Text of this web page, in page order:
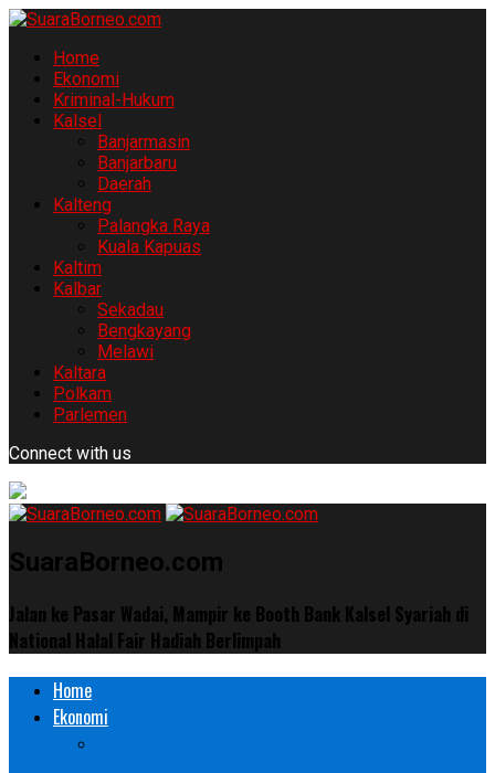
Home
Ekonomi
Kriminal-Hukum
Kalsel
Banjarmasin
Banjarbaru
Daerah
Kalteng
Palangka Raya
Kuala Kapuas
Kaltim
Kalbar
Sekadau
Bengkayang
Melawi
Kaltara
Polkam
Parlemen
Connect with us
SuaraBorneo.com
Jalan ke Pasar Wadai, Mampir ke Booth Bank Kalsel Syariah di
National Halal Fair Hadiah Berlimpah
Home
Ekonomi